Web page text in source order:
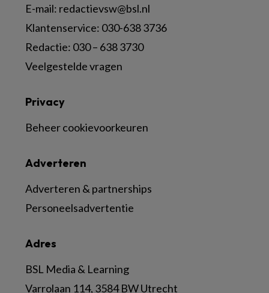
E-mail: redactievsw@bsl.nl
Klantenservice: 030-638 3736
Redactie: 030 – 638 3730
Veelgestelde vragen
Adres
BSL Media & Learning
Varrolaan 114, 3584 BW Utrecht
Adverteren
Adverteren & partnerships
Personeelsadvertentie
Privacy
Beheer cookievoorkeuren